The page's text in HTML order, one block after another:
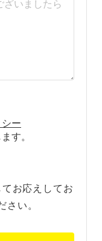
ー
す。
お応えしてお
さい。